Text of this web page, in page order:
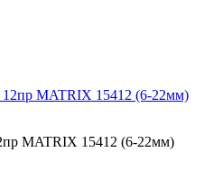
MATRIX 15412 (6-22мм)